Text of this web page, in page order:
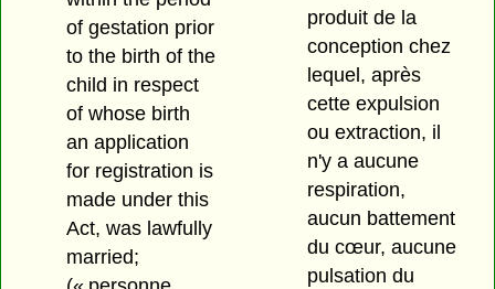
of gestation prior
to the birth of the
child in respect
of whose birth
an application
for registration is
made under this
Act, was lawfully
married;
produit de la
conception chez
lequel, après
cette expulsion
ou extraction, il
n'y a aucune
respiration,
aucun battement
du cœur, aucune
pulsation du